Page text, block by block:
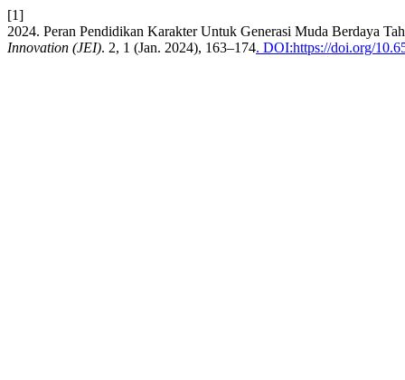
[1]
2024. Peran Pendidikan Karakter Untuk Generasi Muda Berdaya
Innovation (JEI). 2, 1 (Jan. 2024), 163–174. DOI:https://doi.org/